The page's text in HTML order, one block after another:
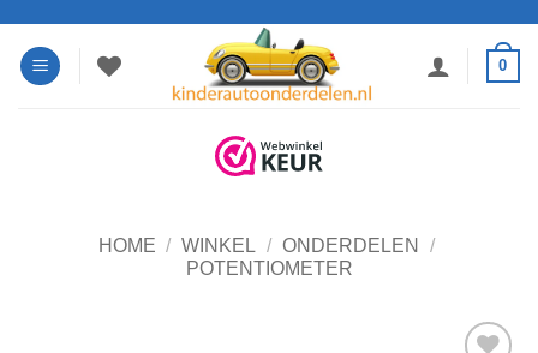
naar
inhoud
0
HOME / WINKEL / ONDERDELEN
/
POTENTIOMETER